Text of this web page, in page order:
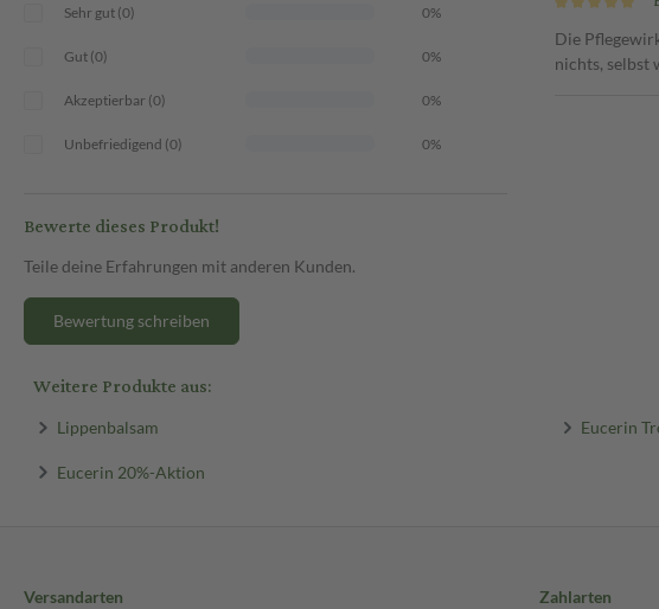
Sehr gut (0) 0%
Gut (0) 0%
Akzeptierbar (0) 0%
Unbefriedigend (0) 0%
Bewerte dieses Produkt!
Teile deine Erfahrungen mit anderen Kunden.
Bewertung schreiben
Die
nichts, selbst
Weitere Produkte aus:
Lippenbalsam Eucerin
Eucerin 20%-Aktion
Versandarten
Zahlarten